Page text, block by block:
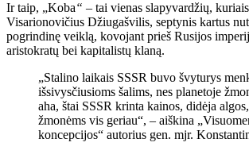
Ir taip, „Koba“ – tai vienas slapyvardžių,
Visarionovičius Džiugašvilis, septynis kartus
pogrindinę veiklą, kovojant prieš Rusijos
aristokratų bei kapitalistų klaną.
„Stalino laikais SSSR buvo švyturys
išsivysčiusioms šalims, nes planetoje
aha, štai SSSR krinta kainos, didėja
žmonėms vis geriau“, – aiškina
koncepcijos“ autorius gen. mjr.